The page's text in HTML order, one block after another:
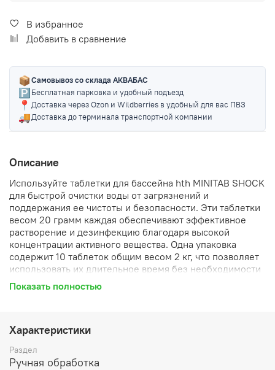
В избранное
Добавить в сравнение
📦Самовывоз со склада АКВАБАС
🅿️ Бесплатная парковка и удобный подъезд
📍 Доставка через Ozon и Wildberries в удобный для вас ПВЗ
🚚Доставка до терминала транспортной компании
Описание
Используйте таблетки для бассейна hth MINITAB SHOCK
для быстрой очистки воды от загрязнений и
поддержания ее чистоты и безопасности. Эти таблетки
весом 20 грамм каждая обеспечивают эффективное
растворение и дезинфекцию благодаря высокой
концентрации активного вещества. Одна упаковка
содержит 10 таблеток общим весом 2 кг, что позволяет
использовать их длительное время без необходимости
частого пополнения запасов.
Показать полностью
Характеристики
Раздел
Ручная обработка